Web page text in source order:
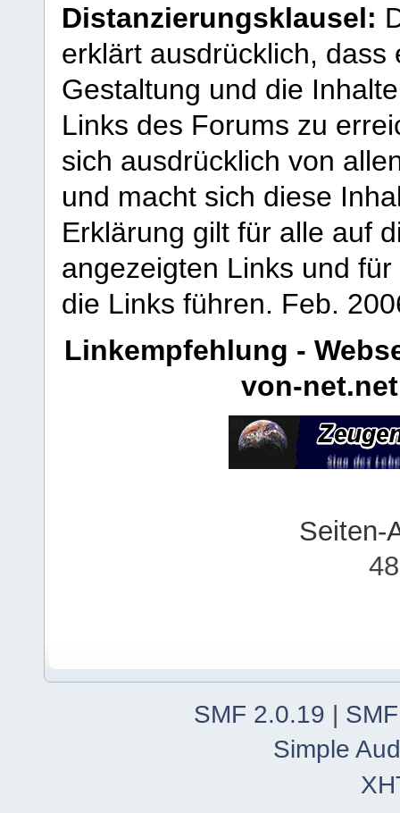
Distanzierungsklausel:
erklärt ausdrücklich,
Gestaltung und die
Links des Forums zu
sich ausdrücklich von
und macht sich diese
Erklärung gilt für alle auf
angezeigten Links und
die Links führen. Feb.
Linkempfehlung -
von-net.net
Seiten-
SMF 2.0.19
Simple